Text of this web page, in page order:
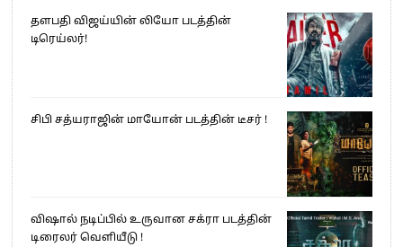
தளபதி விஜய்யின் லியோ படத்தின்
டிரெய்லர்!
சிபி சத்யராஜின் மாயோன் படத்தின் டீசர் !
விஷால் நடிப்பில் உருவான சக்ரா படத்தின்
டிரைலர் வெளியீடு !